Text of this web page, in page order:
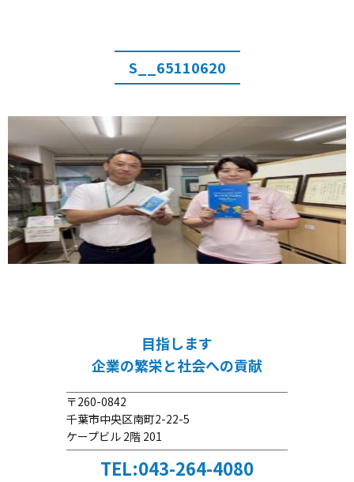
S__65110620
目指します
企業の繁栄と社会への貢献
〒260-0842
千葉市中央区南町2-22-5
ケープビル 2階 201
TEL:043-264-4080